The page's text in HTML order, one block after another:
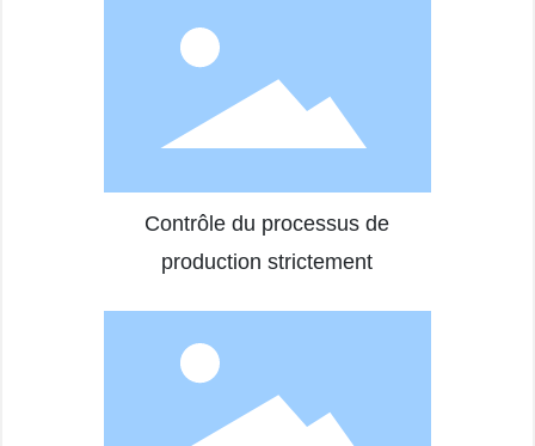
Contrôle du processus de
production strictement